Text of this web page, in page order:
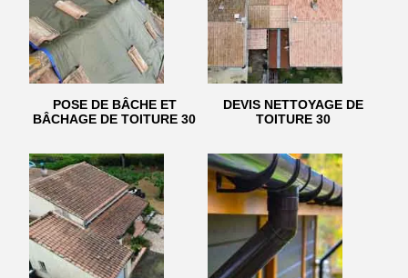
POSE DE BÂCHE ET
BÂCHAGE DE TOITURE 30
DEVIS NETTOYAGE DE
TOITURE 30